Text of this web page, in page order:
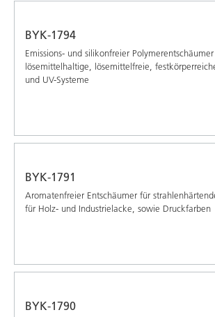
BYK-1794
Emissions- und silikonfreier
lösemittelhaltige, lösemittelfreie,
und UV-Systeme
BYK-1791
Aromatenfreier Entschäumer für
für Holz- und Industrielacke, sowie Druckfarben
BYK-1790